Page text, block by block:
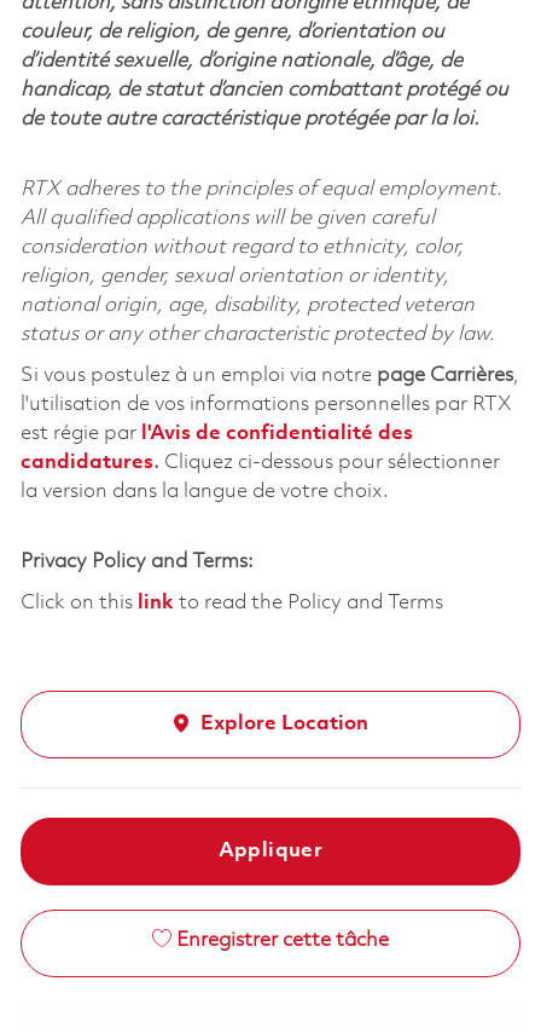
couleur, de religion, de genre, d’orientation ou
d’identité sexuelle, d’origine nationale, d’âge, de
handicap, de statut d’ancien combattant protégé ou
de toute autre caractéristique protégée par la loi.
RTX adheres to the principles of equal employment.
All qualified applications will be given careful
consideration without regard to ethnicity, color,
religion, gender, sexual orientation or identity,
national origin, age, disability, protected veteran
status or any other characteristic protected by law.
Si vous postulez à un emploi via notre page Carrières,
l'utilisation de vos informations personnelles par RTX
est régie par l'Avis de confidentialité des
candidatures. Cliquez ci-dessous pour sélectionner
la version dans la langue de votre choix.
Privacy Policy and Terms:
Click on this linkto read the Policy and Terms
Explore Location
Appliquer
Enregistrer cette tâche